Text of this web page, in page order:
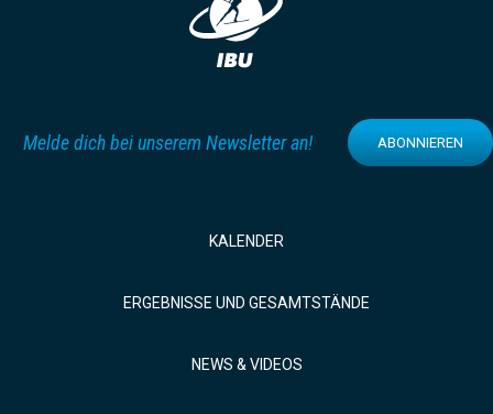
Melde dich bei unserem Newsletter an! ABONNIEREN
KALENDER
ERGEBNISSE UND GESAMTSTÄNDE
NEWS & VIDEOS